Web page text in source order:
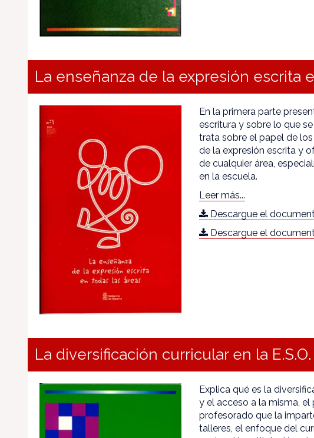
La enseñanza de la expresión escrita
En la primera parte
escritura y sobre lo que
trata sobre el papel de
de la expresión escrita y
de cualquier área,
en la escuela.
Leer más...
Descargue el
Descargue el
La diversificación curricular en la E.S.O.
Explica qué es la
y el acceso a la misma,
profesorado que la
talleres, el enfoque del